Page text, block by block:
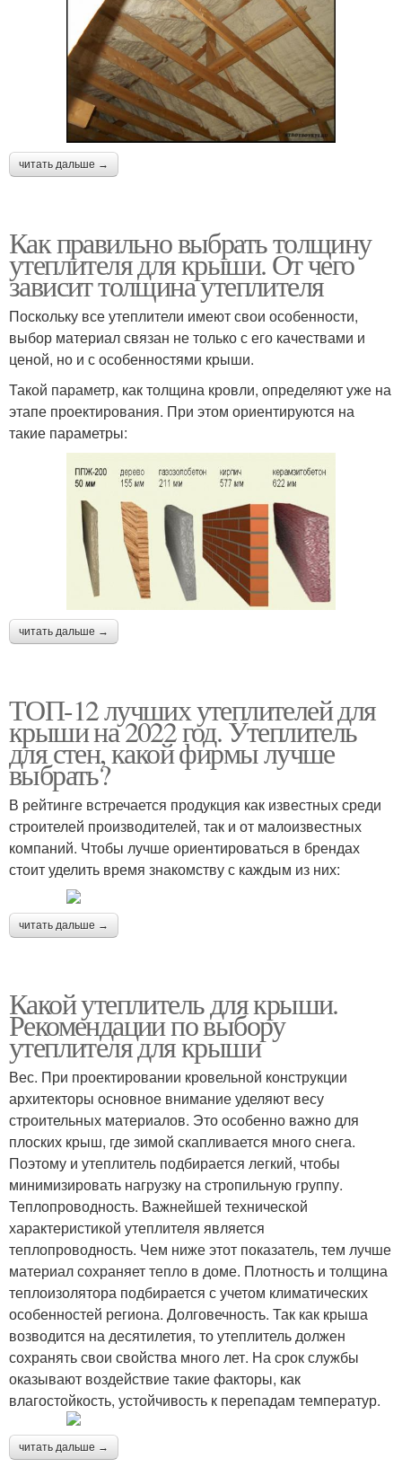
читать дальше →
Как правильно выбрать толщину
утеплителя для крыши. От чего
зависит толщина утеплителя
Поскольку все утеплители имеют свои особенности,
выбор материал связан не только с его качествами и
ценой, но и с особенностями крыши.
Такой параметр, как толщина кровли, определяют уже на
этапе проектирования. При этом ориентируются на
такие параметры:
читать дальше →
ТОП-12 лучших утеплителей для
крыши на 2022 год. Утеплитель
для стен, какой фирмы лучше
выбрать?
В рейтинге встречается продукция как известных среди
строителей производителей, так и от малоизвестных
компаний. Чтобы лучше ориентироваться в брендах
стоит уделить время знакомству с каждым из них:
читать дальше →
Какой утеплитель для крыши.
Рекомендации по выбору
утеплителя для крыши
Вес. При проектировании кровельной конструкции
архитекторы основное внимание уделяют весу
строительных материалов. Это особенно важно для
плоских крыш, где зимой скапливается много снега.
Поэтому и утеплитель подбирается легкий, чтобы
минимизировать нагрузку на стропильную группу.
Теплопроводность. Важнейшей технической
характеристикой утеплителя является
теплопроводность. Чем ниже этот показатель, тем лучше
материал сохраняет тепло в доме. Плотность и толщина
теплоизолятора подбирается с учетом климатических
особенностей региона. Долговечность. Так как крыша
возводится на десятилетия, то утеплитель должен
сохранять свои свойства много лет. На срок службы
оказывают воздействие такие факторы, как
влагостойкость, устойчивость к перепадам температур.
читать дальше →